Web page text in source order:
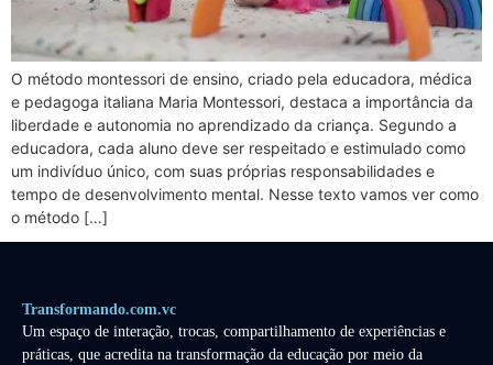
O método montessori de ensino, criado pela educadora, médica
e pedagoga italiana Maria Montessori, destaca a importância da
liberdade e autonomia no aprendizado da criança. Segundo a
educadora, cada aluno deve ser respeitado e estimulado como
um indivíduo único, com suas próprias responsabilidades e
tempo de desenvolvimento mental. Nesse texto vamos ver como
o método […]
Transformando.com.vc
Um espaço de interação, trocas, compartilhamento de experiências e
práticas, que acredita na transformação da educação por meio da